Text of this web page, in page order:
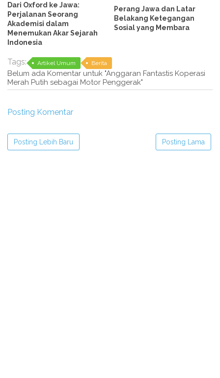
Dari Oxford ke Jawa:
Perjalanan Seorang
Akademisi dalam
Menemukan Akar Sejarah
Indonesia
Perang Jawa dan Latar
Belakang Ketegangan
Sosial yang Membara
Tags: Artikel Umum Berita
Belum ada Komentar untuk "Anggaran Fantastis Koperasi
Merah Putih sebagai Motor Penggerak"
Posting Komentar
Posting Lebih Baru Posting Lama